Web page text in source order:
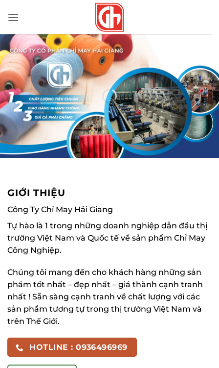
qua
dung
GIỚI THIỆU
Công Ty Chỉ May Hải Giang
Tự hào là 1 trong những doanh nghiệp dẫn đầu thị
trường Việt Nam và Quốc tế về sản phẩm Chỉ May
Công Nghiệp.
Chúng tôi mang đến cho khách hàng những sản
phẩm tốt nhất – đẹp nhất – giá thành cạnh tranh
nhất ! Sẵn sàng cạnh tranh về chất lượng với các
sản phẩm tương tự trong thị trường Việt Nam và
trên Thế Giới.
HOTLINE : 0936496969